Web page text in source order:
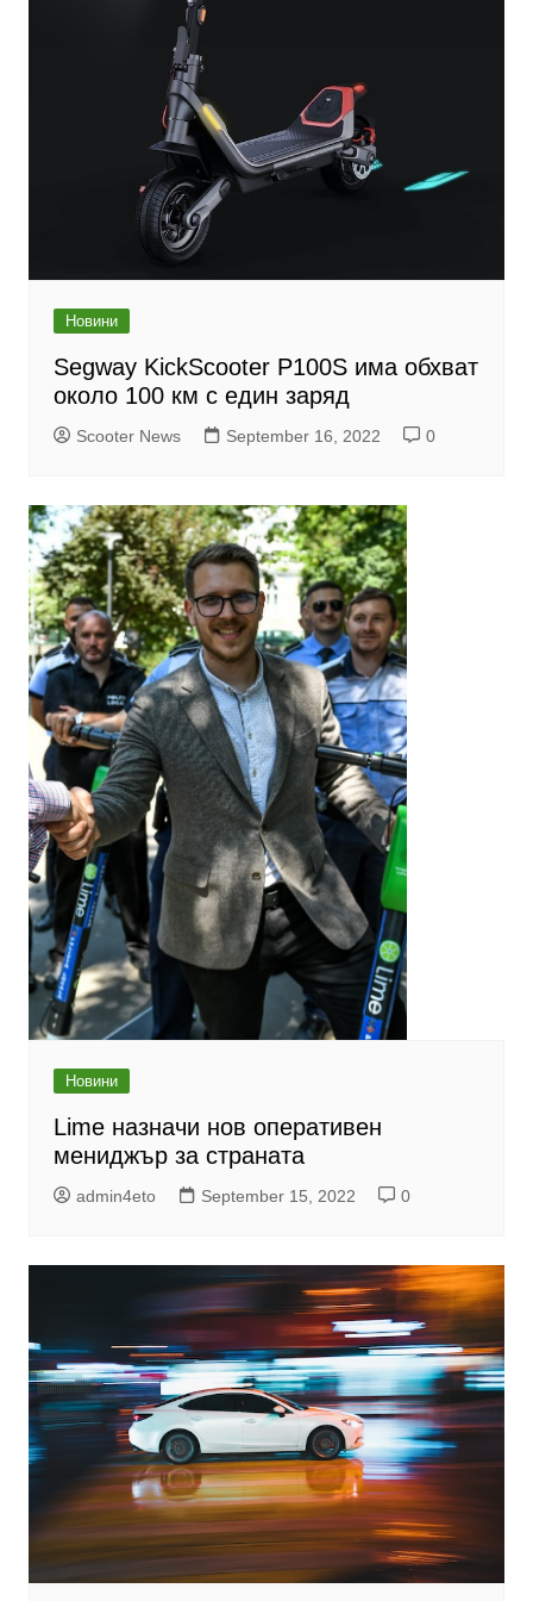
Новини
Segway KickScooter P100S има обхват
около 100 км с един заряд
Scooter News September 16, 2022 0
Новини
Lime назначи нов оперативен
мениджър за страната
admin4eto September 15, 2022 0